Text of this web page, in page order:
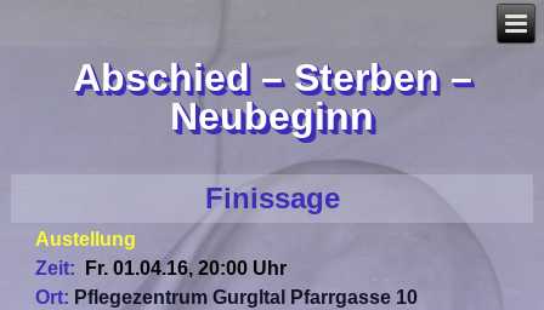
Abschied – Sterben –
Neubeginn
Finissage
Austellung
Zeit:
Fr. 01.04.16, 20:00 Uhr
Ort: Pflegezentrum Gurgltal Pfarrgasse 10